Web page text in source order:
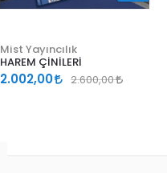
Mist Yayıncılık
HAREM ÇİNİLERİ
2.002,00 2.600,00